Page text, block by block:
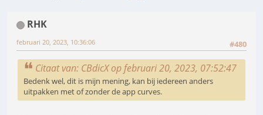
RHK
#480
februari 20, 2023, 10:36:06
Citaat van: CBdicX op februari 20, 2023, 07:52:47
Bedenk wel, dit is mijn mening, kan bij iedereen anders
uitpakken met of zonder de app curves.